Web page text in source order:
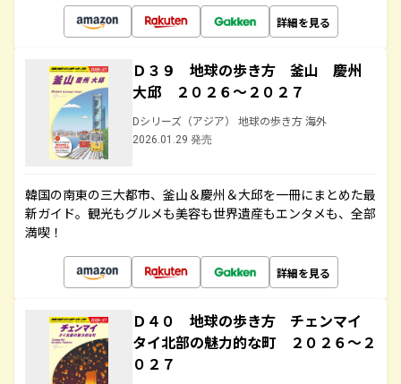
詳細を見る
Ｄ３９ 地球の歩き方 釜山 慶州
大邱 ２０２６～２０２７
Dシリーズ（アジア） 地球の歩き方 海外
2026.01.29 発売
韓国の南東の三大都市、釜山＆慶州＆大邱を一冊にまとめた最
新ガイド。観光もグルメも美容も世界遺産もエンタメも、全部
満喫！
詳細を見る
Ｄ４０ 地球の歩き方 チェンマイ
タイ北部の魅力的な町 ２０２６～２
０２７